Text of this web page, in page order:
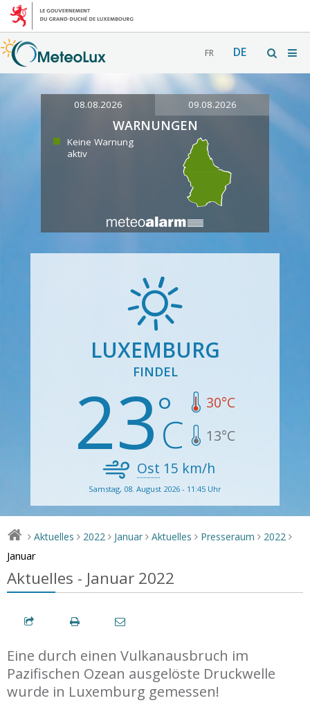
FR DE
08.08.2026 09.08.2026
WARNUNGEN
Keine Warnung
aktiv
LUXEMBURG
FINDEL
23 30°C
13°C
Ost 15 km/h
Samstag, 08. August 2026 - 11:45 Uhr
> Aktuelles > 2022 > Januar > Aktuelles > Presseraum > 2022 >
Januar
Aktuelles - Januar 2022
Eine durch einen Vulkanausbruch im
Pazifischen Ozean ausgelöste Druckwelle
wurde in Luxemburg gemessen!